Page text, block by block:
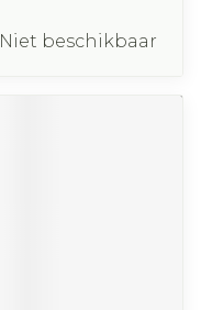
Niet beschikbaar